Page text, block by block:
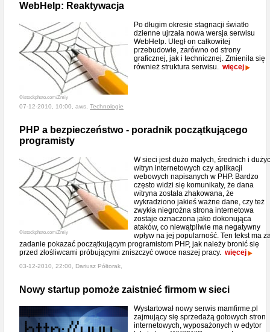
WebHelp: Reaktywacja
©istockphoto.com/Zmiy
Po długim okresie stagnacji światło
dzienne ujrzała nowa wersja serwisu
WebHelp. Uległ on całkowitej
przebudowie, zarówno od strony
graficznej, jak i technicznej. Zmieniła się
również struktura serwisu. więcej
07-12-2010, 10:00, aws, Technologie
PHP a bezpieczeństwo - poradnik początkującego
programisty
©istockphoto.com/Zmiy
W sieci jest dużo małych, średnich i
witryn internetowych czy aplikacji
webowych napisanych w PHP. Bardzo
często widzi się komunikaty, że dana
witryna została zhakowana, że
wykradziono jakieś ważne dane, czy też
zwykła niegroźna strona internetowa
zostaje oznaczona jako dokonująca
ataków, co niewątpliwie ma negatywny
wpływ na jej popularność. Ten tekst ma
zadanie pokazać początkującym programistom PHP, jak należy bronić się
przed złośliwcami próbującymi zniszczyć owoce naszej pracy. więcej
03-12-2010, 22:00, Dariusz Półtorak,
Nowy startup pomoże zaistnieć firmom w sieci
Wystartował nowy serwis mamfirme.pl
zajmujący się sprzedażą gotowych stron
internetowych, wyposażonych w edytor